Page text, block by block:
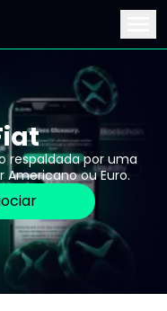
para a página inicial
respaldada por uma
ou Euro.